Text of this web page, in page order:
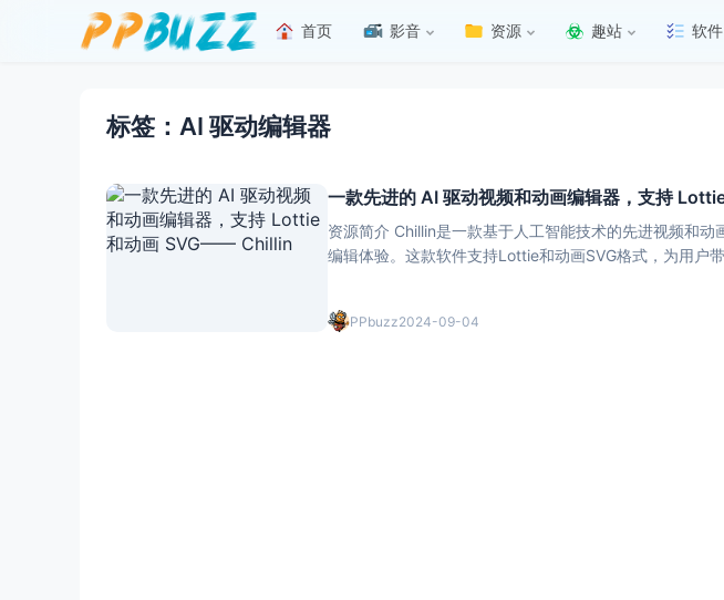
首页 影音 资源 趣站 软件
标签：AI 驱动编辑器
一款先进的 AI 驱动视频和动画编辑器，支持
资源简介 Chillin是一款基于人工智能技术的先进视频和
编辑体验。这款软件支持Lottie和动画SVG格式，为用户带
PPbuzz2024-09-04